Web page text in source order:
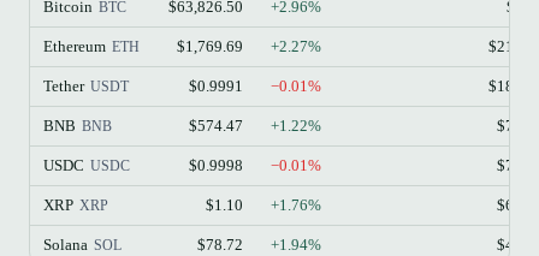
Bitcoin BTC $63,826.50 +2.96%
Ethereum ETH $1,769.69 +2.27%
Tether USDT $0.9991 −0.01%
BNB BNB $574.47 +1.22%
USDC USDC $0.9998 −0.01%
XRP XRP $1.10 +1.76%
Solana SOL $78.72 +1.94%